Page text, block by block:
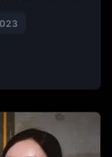
1월 2일 더 브
동안 3번에 걸